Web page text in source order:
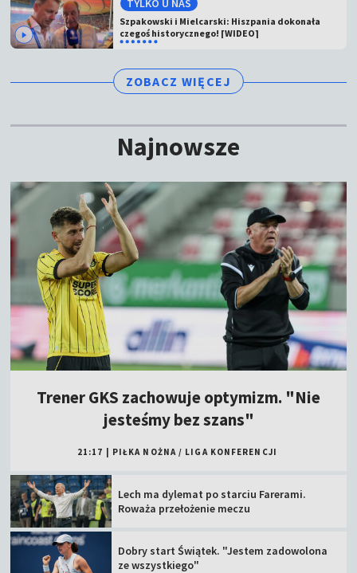
TYLKO U NAS
Szpakowski i Mielcarski: Hiszpania dokonała
czegoś historycznego! [WIDEO]
ZOBACZ WIĘCEJ
Najnowsze
Trener GKS zachowuje optymizm. "Nie
jesteśmy bez szans"
21:17 PIŁKA NOŻNA / LIGA KONFERENCJI
Lech ma dylemat po starciu Farerami.
Roważa przełożenie meczu
Dobry start Świątek. "Jestem zadowolona
ze wszystkiego"